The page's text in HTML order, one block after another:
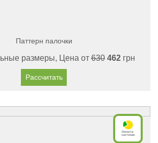
Паттерн палочки
размеры, Цена от630 462грн
Рассчитать